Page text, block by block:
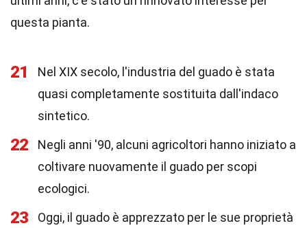
questa pianta.
21
Nel XIX secolo, l'industria del guado è stata
quasi completamente sostituita dall'indaco
sintetico.
22
Negli anni '90, alcuni agricoltori hanno iniziato a
coltivare nuovamente il guado per scopi
ecologici.
23
Oggi, il guado è apprezzato per le sue proprietà